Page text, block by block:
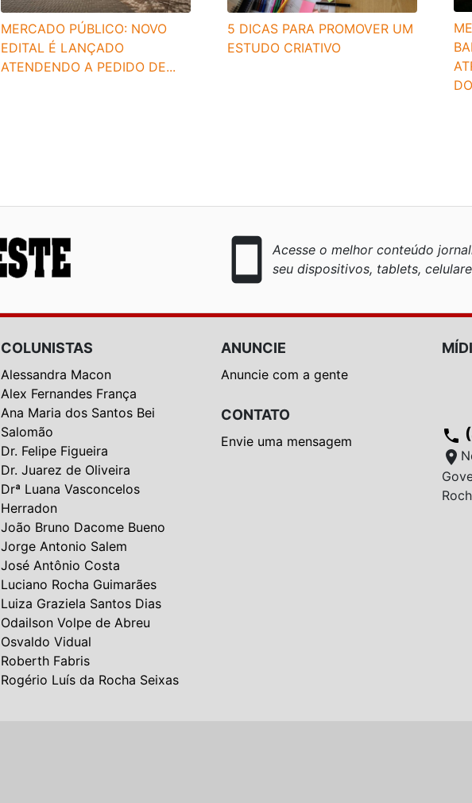
MERCADO PÚBLICO: NOVO
EDITAL É LANÇADO
ATENDENDO A PEDIDO DE...
5 DICAS PARA PROMOVER UM
ESTUDO CRIATIVO
smartphone
Acesse o melhor conteúdo
seu dispositivos, tablets,
COLUNISTAS
Alessandra Macon
Alex Fernandes França
Ana Maria dos Santos Bei
Salomão
Dr. Felipe Figueira
Dr. Juarez de Oliveira
Drª Luana Vasconcelos
Herradon
João Bruno Dacome Bueno
Jorge Antonio Salem
José Antônio Costa
Luciano Rocha Guimarães
Luiza Graziela Santos Dias
Odailson Volpe de Abreu
Osvaldo Vidual
Roberth Fabris
Rogério Luís da Rocha Seixas
ANUNCIE
Anuncie com a gente
CONTATO
Envie uma mensagem phone
location_on